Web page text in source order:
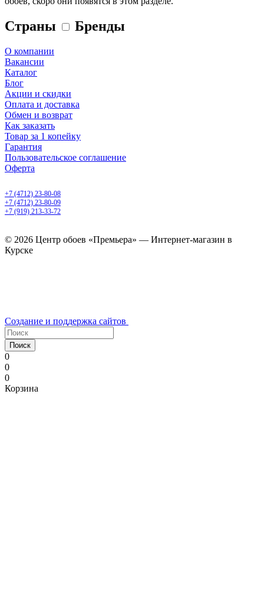
Страны Бренды
О компании
Вакансии
Каталог
Блог
Акции и скидки
Оплата и доставка
Обмен и возврат
Как заказать
Товар за 1 копейку
Гарантия
Пользовательское соглашение
Оферта
+7 (4712) 23-80-08
+7 (4712) 23-80-09
+7 (919) 213-33-72
© 2026 Центр обоев «Премьера» — Интернет-магазин в
Курске
Создание и поддержка сайтов
Поиск
0
0
0
Корзина